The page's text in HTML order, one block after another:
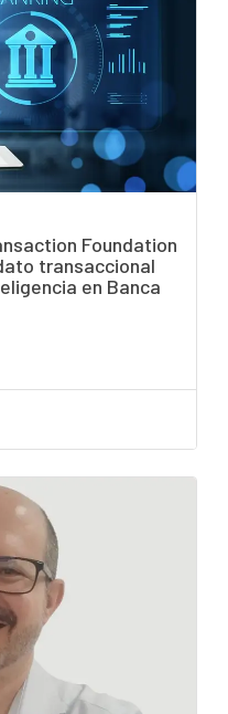
Foundation
transaccional
en Banca